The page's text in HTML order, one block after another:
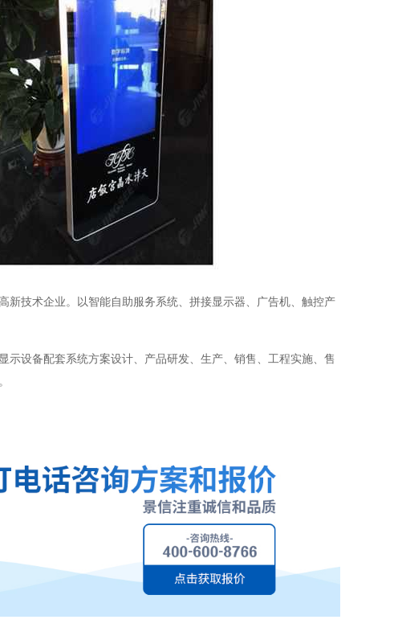
新技术企业。以智能自助服务系统、拼接显示器、广告机、触控产
设备配套系统方案设计、产品研发、生产、销售、工程实施、售